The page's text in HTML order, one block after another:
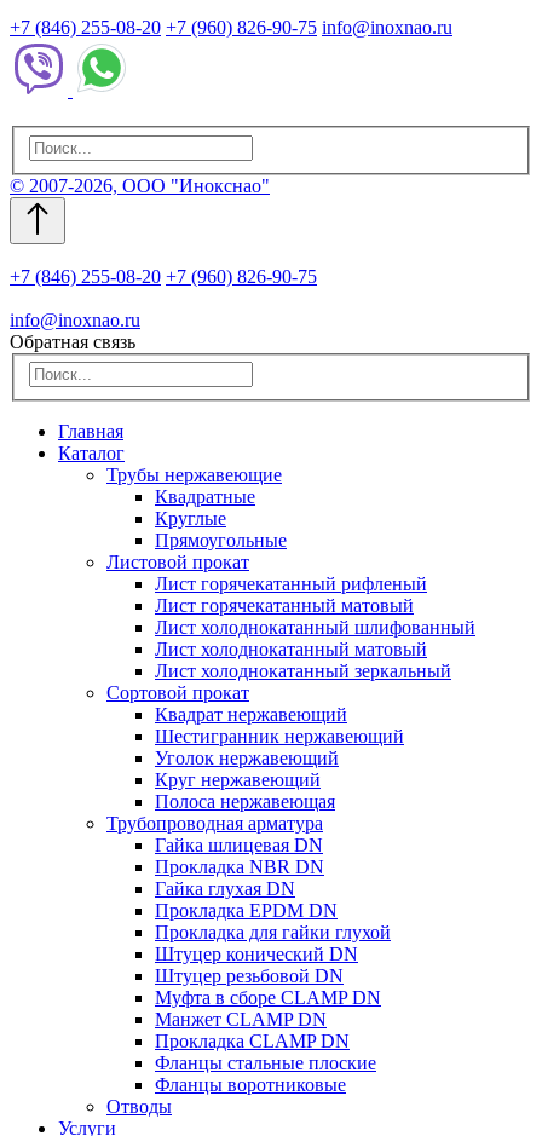
+7 (846) 255-08-20 +7 (960) 826-90-75 info@inoxnao.ru
© 2007-2026, ООО "Инокснао"
+7 (846) 255-08-20 +7 (960) 826-90-75
info@inoxnao.ru
Обратная связь
Главная
Каталог
Трубы нержавеющие
Квадратные
Круглые
Прямоугольные
Листовой прокат
Лист горячекатанный рифленый
Лист горячекатанный матовый
Лист холоднокатанный шлифованный
Лист холоднокатанный матовый
Лист холоднокатанный зеркальный
Сортовой прокат
Квадрат нержавеющий
Шестигранник нержавеющий
Уголок нержавеющий
Круг нержавеющий
Полоса нержавеющая
Трубопроводная арматура
Гайка шлицевая DN
Прокладка NBR DN
Гайка глухая DN
Прокладка EPDM DN
Прокладка для гайки глухой
Штуцер конический DN
Штуцер резьбовой DN
Муфта в сборе CLAMP DN
Манжет CLAMP DN
Прокладка CLAMP DN
Фланцы стальные плоские
Фланцы воротниковые
Отводы
Услуги